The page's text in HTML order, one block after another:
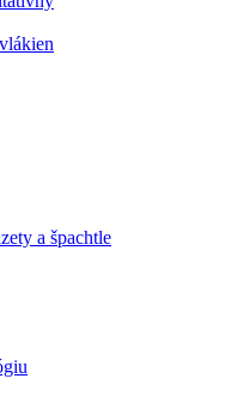
a špachtle